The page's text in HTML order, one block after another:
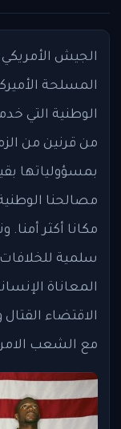
الجيش
المسلحة
الوطنية التي
من قرنين من
بمسؤولياتها
مصالحنا
مكانا أكثر
سلمية
المعاناة
الاقتضاء القتال
مع الشعب